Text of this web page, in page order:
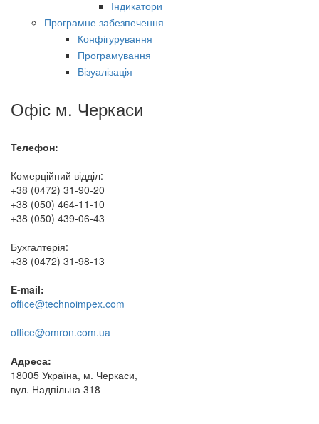
Індикатори
Програмне забезпечення
Конфігурування
Програмування
Візуалізація
Офіс м. Черкаси
Телефон:
Комерційний відділ:
+38 (0472) 31-90-20
+38 (050) 464-11-10
+38 (050) 439-06-43
Бухгалтерія:
+38 (0472) 31-98-13
E-mail:
office@technoimpex.com
office@omron.com.ua
Адреса:
18005 Україна, м. Черкаси,
вул. Надпільна 318